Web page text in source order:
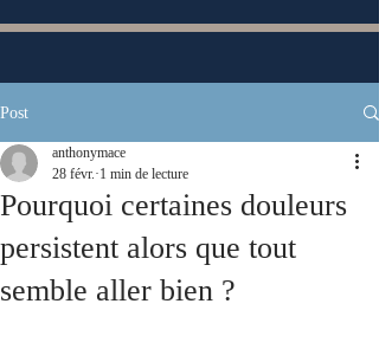
Post
Pourquoi certaines douleurs
persistent alors que tout
semble aller bien ?
anthonymace
28 févr. 1 min de lecture